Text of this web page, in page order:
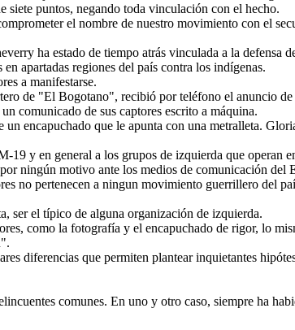
siete puntos, negando toda vinculación con el hecho.
el nombre de nuestro movimiento con el
ha estado de tiempo atrás vinculada a la defensa
apartadas regiones del país contra los indígenas.
a manifestarse.
de "El Bogotano", recibió por teléfono el anuncio
comunicado de sus captores escrito a máquina.
encapuchado que le apunta con una metralleta.
y en general a los grupos de izquierda que operan
ningún motivo ante los medios de comunicación del
no pertenecen a ningun movimiento guerrillero del
ser el típico de alguna organización de izquierda.
como la fotografía y el encapuchado de rigor, lo
diferencias que permiten plantear inquietantes
comunes. En uno y otro caso, siempre ha